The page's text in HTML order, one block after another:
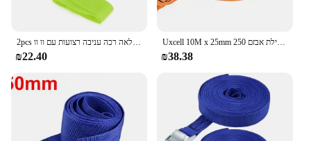
2pcs לולאה רכה עניבה רצועות עם וו וו Snap קפיצים, עבור גרירה, אופנועים, אופנוע, תרמיל, ספורט בחוץ
₪22.40
Uxcell 10M x 25mm מצליף רצועת מטען לכבול רצועות עם מצלמת נעילת אבזם 250Kg עבודה עומס, כתום
₪38.38